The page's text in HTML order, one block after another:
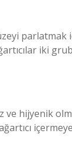
parlatmak
iki
hijyenik